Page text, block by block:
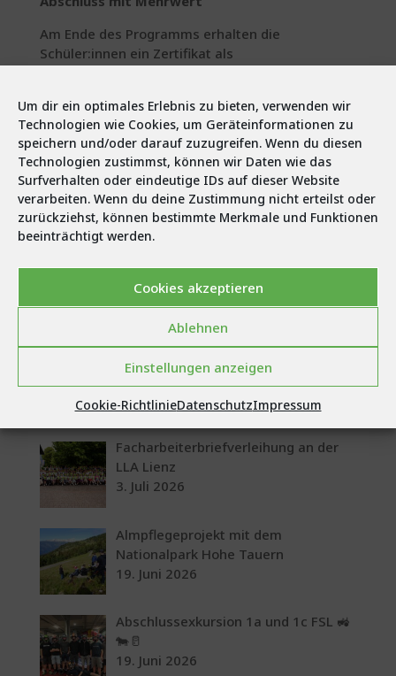
Um dir ein optimales Erlebnis zu bieten, verwenden wir
Technologien wie Cookies, um Geräteinformationen zu
speichern und/oder darauf zuzugreifen. Wenn du diesen
Technologien zustimmst, können wir Daten wie das
Surfverhalten oder eindeutige IDs auf dieser Website
verarbeiten. Wenn du deine Zustimmung nicht erteilst oder
zurückziehst, können bestimmte Merkmale und Funktionen
beeinträchtigt werden.
Cookies akzeptieren
Ablehnen
Einstellungen anzeigen
Cookie-RichtlinieDatenschutzImpressum
Am Ende des Programms erhalten die
Schüler:innen ein Zertifikat als
Ein wichtiger Schritt, um die nächste Generation
für eine verantwortungsvolle, regionale und
nachhaltige Landwirtschaft zu begeistern.
Aktuelle Beiträge
Schokonacht 2026
Facharbeiterbriefverleihung an der
LLA Lienz
3. Juli 2026
Almpflegeprojekt mit dem
Nationalpark Hohe Tauern
19. Juni 2026
Abschlussexkursion 1a und 1c FSL 🚜
🐄🥛
19. Juni 2026